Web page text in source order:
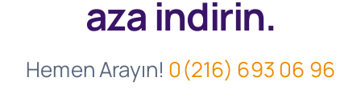
aza indirin.
Hemen Arayın! 0(216) 693 06 96